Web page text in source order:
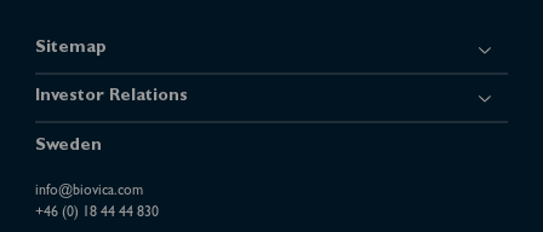
Sitemap
Investor Relations
Sweden
info@biovica.com
+46 (0) 18 44 44 830